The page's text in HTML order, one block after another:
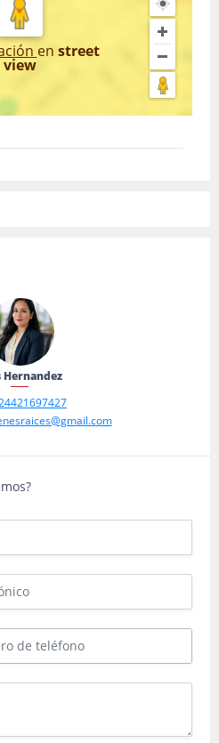
en street
view
Hernandez